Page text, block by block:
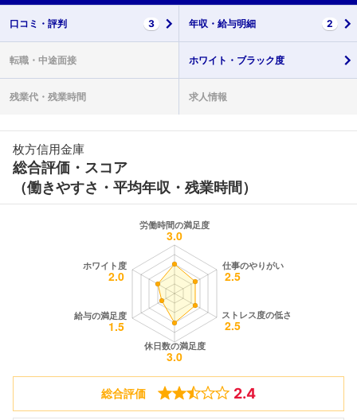
口コミ・ 評判 3 年収・ 給与明細 2
転職・ 中途面接 ホワイト・ ブラック度
残業代・ 残業時間 求人情報
枚方信用金庫
総合評価・スコア
（働きやすさ・平均年収・残業時間）
総合評価 2.4